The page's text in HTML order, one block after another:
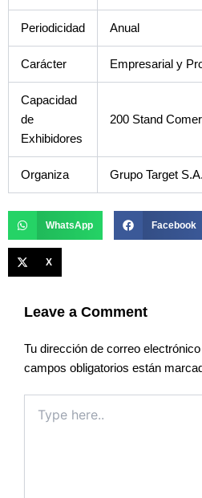
Periodicidad Anual
Carácter Empresarial y
Capacidad
de
Exhibidores
200 Stand
Organiza Grupo Target
WhatsApp Facebook
X
Leave a Comment
Tu dirección de correo
campos obligatorios están
here..